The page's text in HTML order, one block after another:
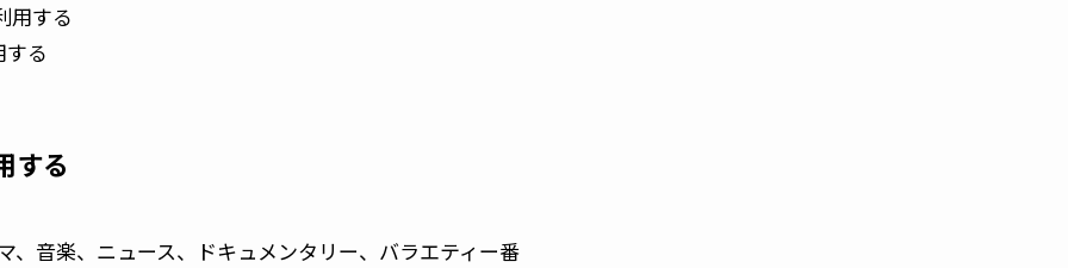
用する
る
する
音楽、ニュース、ドキュメンタリー、バラエティー番